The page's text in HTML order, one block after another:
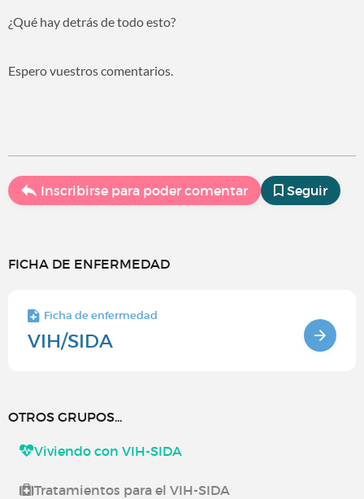
¿Qué hay detrás de todo esto?
Espero vuestros comentarios.
Inscribirse para poder comentar Seguir
FICHA DE ENFERMEDAD
Ficha de enfermedad
VIH/SIDA
OTROS GRUPOS...
Viviendo con VIH-SIDA
Tratamientos para el VIH-SIDA